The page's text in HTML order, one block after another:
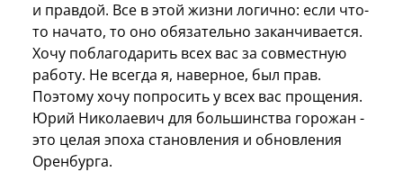
и правдой. Все в этой жизни логично: если что-
то начато, то оно обязательно заканчивается.
Хочу поблагодарить всех вас за совместную
работу. Не всегда я, наверное, был прав.
Поэтому хочу попросить у всех вас прощения.
Юрий Николаевич для большинства горожан -
это целая эпоха становления и обновления
Оренбурга.